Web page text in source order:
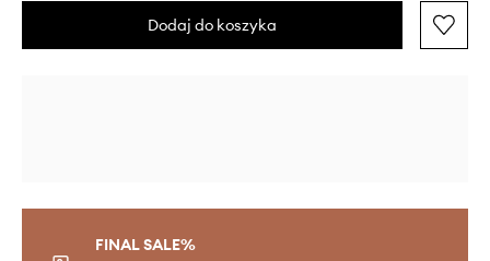
Dodaj do koszyka
FINAL SALE%